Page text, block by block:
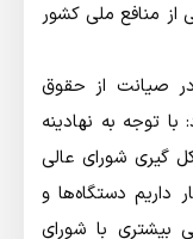
منافع ملی کشور
صیانت از حقوق
توجه به نهادینه
گیری شورای عالی
داریم دستگاه‌ها و
بیشتری با شورای